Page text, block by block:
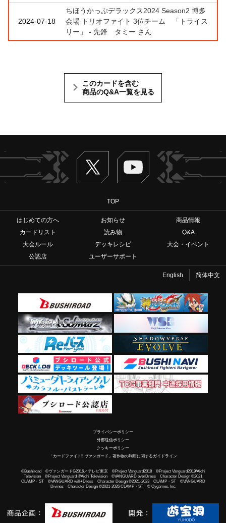
2024-07-18
ちほうかっぷデラックス2024 Season2 博多
会場 トリオファイト 3位チーム 「トライス
リー」 - 先鋒 タミー さん
このカードを含む
商品のQ&A一覧を見る
Twitter ヴァンガードch
TOP
はじめての方へ お知らせ
商品情報
カードリスト
読み物
Q&A
大会ルール
デッキレシピ
大会・イベント
公認店
ユーザーサポート
English 简体中文
プライバシーポリシー
外部送信ポリシー
クッキーポリシー
「カードファイト!! ヴァンガード」著作物の利用に関するガイドライン
©Bushiroad ©ヴァンガードG2016／テレビ東京 ©Project Vanguard2018 ©Project Vanguard2019/Aichi
Television ©Project Vanguard if/Aichi Television ©VANGUARD overDress Character Design ©2021
CLAMP・ST ©VANGUARD will+Dress Character Design ©2021-2023 CLAMP・ST ©VANGUARD
Divinez Character Design ©2021-2026 CLAMP・ST © Cygames, Inc.